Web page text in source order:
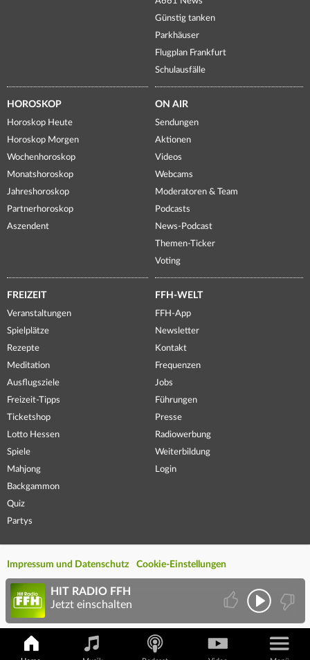
Günstig tanken
Parkhäuser
Flugplan Frankfurt
Schulausfälle
HOROSKOP
Horoskop Heute
Horoskop Morgen
Wochenhoroskop
Monatshoroskop
Jahreshoroskop
Partnerhoroskop
Aszendent
ON AIR
Sendungen
Aktionen
Videos
Webcams
Moderatoren & Team
Podcasts
News-Podcast
Themen-Ticker
Voting
FREIZEIT
Veranstaltungen
Spielplätze
Rezepte
Meditation
Ausflugsziele
Freizeit-Tipps
Ticketshop
Lotto Hessen
Spiele
Mahjong
Backgammon
Quiz
Partys
FFH-WELT
FFH-App
Newsletter
Kontakt
Frequenzen
Jobs
Führungen
Presse
Radiowerbung
Weiterbildung
Login
Impressum und Datenschutz Cookie-Einstellungen
HIT RADIO FFH
Jetzt einschalten